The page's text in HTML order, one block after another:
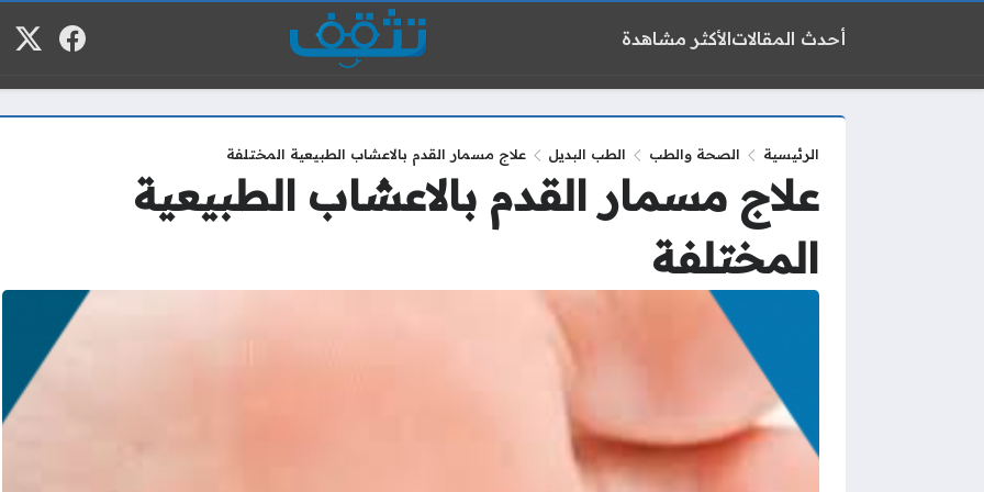
أحدث المقالاتالأكثر مشاهدة فيسبوك
الرئيسية الصحة والطب الطب البديل علاج مسمار القدم بالاعشاب الطبيعية المختلفة
علاج مسمار القدم بالاعشاب الطبيعية
المختلفة